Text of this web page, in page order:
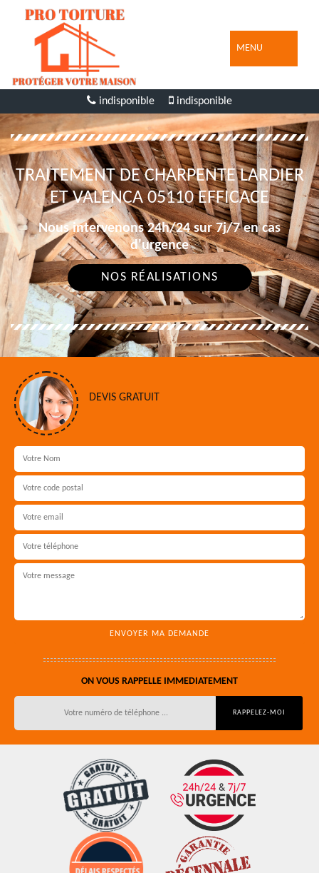
MENU
indisponible indisponible
TRAITEMENT DE CHARPENTE LARDIER
ET VALENCA 05110 EFFICACE
Nous intervenons 24h/24 sur 7j/7 en cas
d'urgence
NOS RÉALISATIONS
DEVIS GRATUIT
ON VOUS RAPPELLE IMMEDIATEMENT